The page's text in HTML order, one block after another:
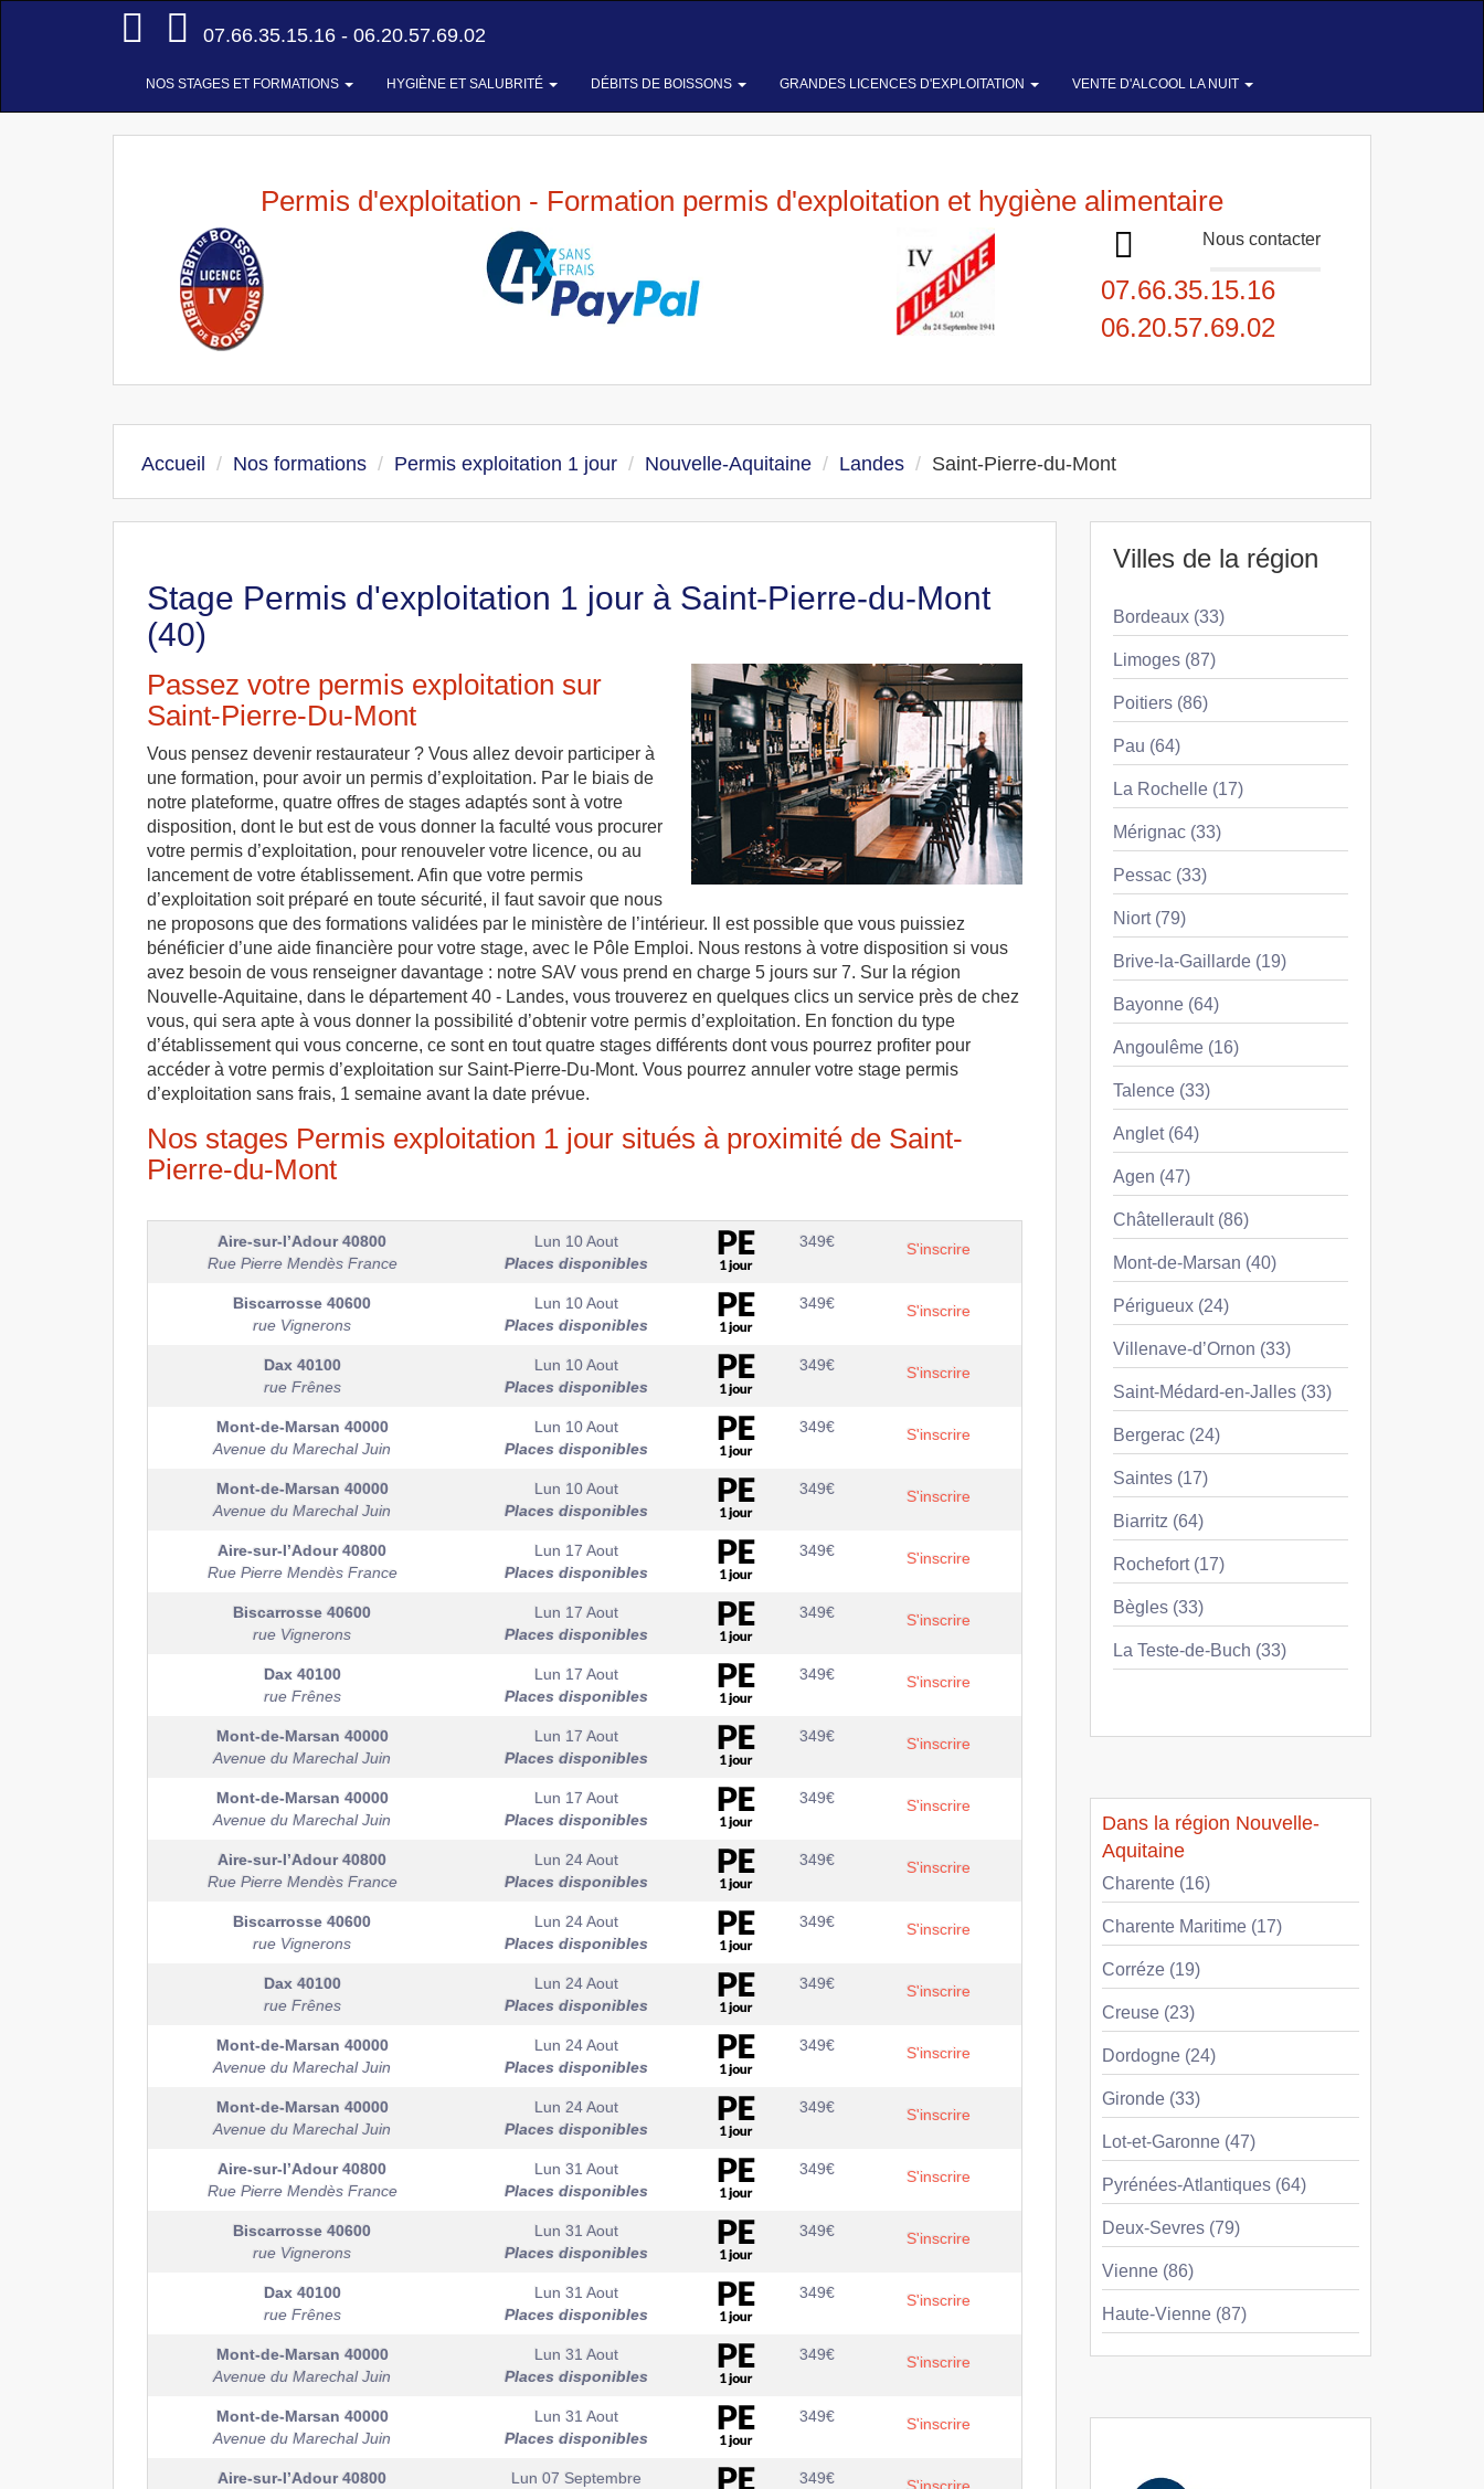
Accueil
07.66.35.15.16 - 06.20.57.69.02
NOS STAGES ET FORMATIONS HYGIÈNE ET SALUBRITÉ DÉBITS DE BOISSONS GRANDES LICENCES D'EXPLOITATION VENTE D'ALCOOL LA NUIT
Permis d'exploitation - Formation permis d'exploitation et hygiène alimentaire
Nous contacter
07.66.35.15.16
06.20.57.69.02
Accueil Nos formations Permis exploitation 1 jour Nouvelle-Aquitaine Landes Saint-Pierre-du-Mont
Stage Permis d'exploitation 1 jour à Saint-Pierre-du-Mont
(40)
Passez votre permis exploitation sur
Saint-Pierre-Du-Mont
Vous pensez devenir restaurateur ? Vous allez devoir participer à
une formation, pour avoir un permis d’exploitation. Par le biais de
notre plateforme, quatre offres de stages adaptés sont à votre
disposition, dont le but est de vous donner la faculté vous procurer
votre permis d’exploitation, pour renouveler votre licence, ou au
lancement de votre établissement. Afin que votre permis
d’exploitation soit préparé en toute sécurité, il faut savoir que nous
ne proposons que des formations validées par le ministère de l’intérieur. Il est possible que vous puissiez
bénéficier d’une aide financière pour votre stage, avec le Pôle Emploi. Nous restons à votre disposition si vous
avez besoin de vous renseigner davantage : notre SAV vous prend en charge 5 jours sur 7. Sur la région
Nouvelle-Aquitaine, dans le département 40 - Landes, vous trouverez en quelques clics un service près de chez
vous, qui sera apte à vous donner la possibilité d’obtenir votre permis d’exploitation. En fonction du type
d’établissement qui vous concerne, ce sont en tout quatre stages différents dont vous pourrez profiter pour
accéder à votre permis d’exploitation sur Saint-Pierre-Du-Mont. Vous pourrez annuler votre stage permis
d’exploitation sans frais, 1 semaine avant la date prévue.
Nos stages Permis exploitation 1 jour situés à proximité de Saint-
Pierre-du-Mont
Aire-sur-l’Adour40800
Rue Pierre Mendès France
Lun 10 Aout
Places disponibles
349€ S'inscrire
Biscarrosse 40600
rue Vignerons
Lun 10 Aout
Places disponibles
349€ S'inscrire
Dax 40100
rue Frênes
Lun 10 Aout
Places disponibles
349€ S'inscrire
Mont-de-Marsan 40000
Avenue du Marechal Juin
Lun 10 Aout
Places disponibles
349€ S'inscrire
Mont-de-Marsan 40000
Avenue du Marechal Juin
Lun 10 Aout
Places disponibles
349€ S'inscrire
Aire-sur-l’Adour40800
Rue Pierre Mendès France
Lun 17 Aout
Places disponibles
349€ S'inscrire
Biscarrosse 40600
rue Vignerons
Lun 17 Aout
Places disponibles
349€ S'inscrire
Dax 40100
rue Frênes
Lun 17 Aout
Places disponibles
349€ S'inscrire
Mont-de-Marsan 40000
Avenue du Marechal Juin
Lun 17 Aout
Places disponibles
349€ S'inscrire
Mont-de-Marsan 40000
Avenue du Marechal Juin
Lun 17 Aout
Places disponibles
349€ S'inscrire
Aire-sur-l’Adour40800
Rue Pierre Mendès France
Lun 24 Aout
Places disponibles
349€ S'inscrire
Biscarrosse 40600
rue Vignerons
Lun 24 Aout
Places disponibles
349€ S'inscrire
Dax 40100
rue Frênes
Lun 24 Aout
Places disponibles
349€ S'inscrire
Mont-de-Marsan 40000
Avenue du Marechal Juin
Lun 24 Aout
Places disponibles
349€ S'inscrire
Mont-de-Marsan 40000
Avenue du Marechal Juin
Lun 24 Aout
Places disponibles
349€ S'inscrire
Aire-sur-l’Adour40800
Rue Pierre Mendès France
Lun 31 Aout
Places disponibles
349€ S'inscrire
Biscarrosse 40600
rue Vignerons
Lun 31 Aout
Places disponibles
349€ S'inscrire
Dax 40100
rue Frênes
Lun 31 Aout
Places disponibles
349€ S'inscrire
Mont-de-Marsan 40000
Avenue du Marechal Juin
Lun 31 Aout
Places disponibles
349€ S'inscrire
Mont-de-Marsan 40000
Avenue du Marechal Juin
Lun 31 Aout
Places disponibles
349€ S'inscrire
Aire-sur-l’Adour40800
Lun 07 Septembre
349€
Villes de la région
Bordeaux (33)
Limoges (87)
Poitiers (86)
Pau (64)
La Rochelle (17)
Mérignac (33)
Pessac (33)
Niort (79)
Brive-la-Gaillarde (19)
Bayonne (64)
Angoulême (16)
Talence (33)
Anglet (64)
Agen (47)
Châtellerault (86)
Mont-de-Marsan (40)
Périgueux (24)
Villenave-d’Ornon (33)
Saint-Médard-en-Jalles (33)
Bergerac (24)
Saintes (17)
Biarritz (64)
Rochefort (17)
Bègles (33)
La Teste-de-Buch (33)
Dans la région Nouvelle-
Aquitaine
Charente (16)
Charente Maritime (17)
Corréze (19)
Creuse (23)
Dordogne (24)
Gironde (33)
Lot-et-Garonne (47)
Pyrénées-Atlantiques (64)
Deux-Sevres (79)
Vienne (86)
Haute-Vienne (87)